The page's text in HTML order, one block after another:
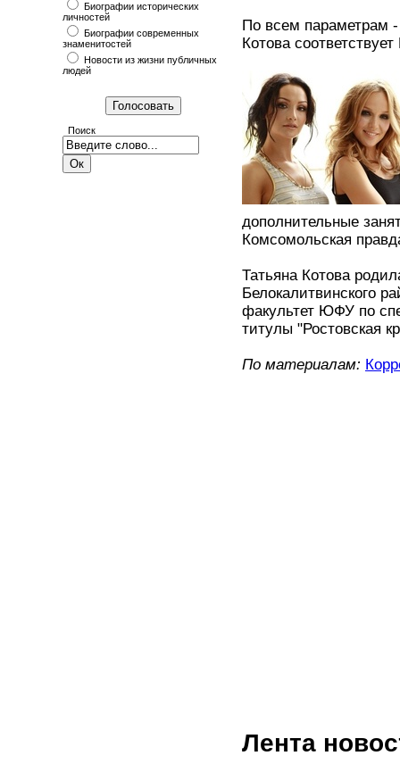
Биографии исторических
личностей
Биографии современных
знаменитостей
Новости из жизни публичных
людей
Поиск
По всем параметрам
Котова
дополнительные
Комсомольская
Татьяна Котова
Белокалитвинского
факультет ЮФУ по
титулы "Ростовская
По материалам:
Лента